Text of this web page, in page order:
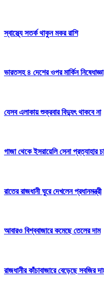
স্বাস্থ্যে সতর্ক থাকুন মকর রাশি
ভারতসহ ৪ দেশের ওপর মার্কিন নিষেধাজ্ঞা
যেসব এলাকায় শুক্রবার বিদ্যুৎ থাকবে না
গাজা থেকে ইসরায়েলি সেনা প্রত্যাহার
রাতের রাজধানী ঘুরে দেখলেন প্রধানমন্ত্রী
আবারও বিশ্ববাজারে কমেছে তেলের দাম
রাজধানীর কাঁচাবাজারে বেড়েছে সবজির